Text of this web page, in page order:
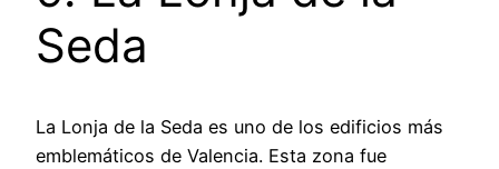
Seda
La Lonja de la Seda es uno de los edificios más
emblemáticos de Valencia. Esta zona fue